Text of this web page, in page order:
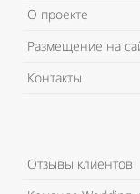
О проекте
Размещение на
Контакты
Отзывы клиентов